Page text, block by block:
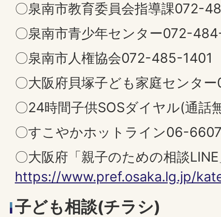
〇泉南市教育委員会指導課072-
〇泉南市青少年センター072-
〇泉南市人権協会072-485-1401
〇大阪府貝塚子ども家庭センタ
〇24時間子供SOSダイヤル(通
〇すこやかホットライン06-
〇大阪府「親子のための相談
https://www.pref.osaka.lg.jp/
子ども相談(チラシ)